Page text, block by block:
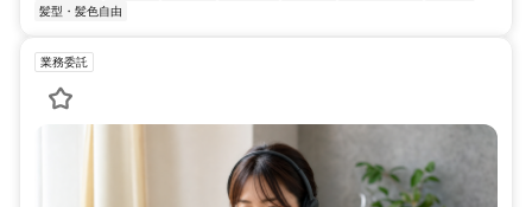
髪型・髪色自由
業務委託